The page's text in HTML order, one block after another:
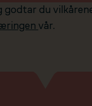
godtar du
vår.